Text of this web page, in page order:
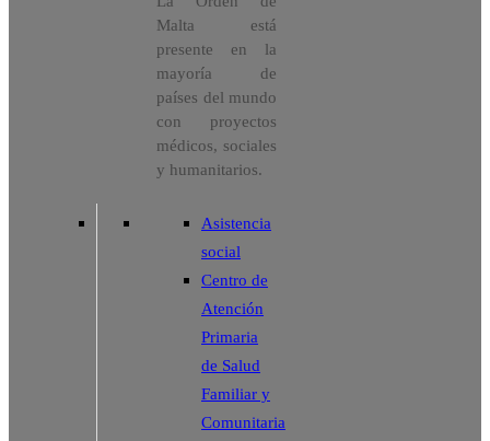
Malta está
presente en la
mayoría de
países del mundo
con proyectos
médicos, sociales
y humanitarios.
Asistencia
social
Centro de
Atención
Primaria
de Salud
Familiar y
Comunitaria